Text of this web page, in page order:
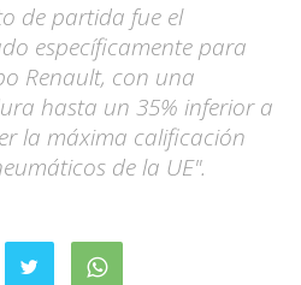
de partida fue el
específicamente para
Renault, con una
hasta un 35% inferior a
la máxima calificación
de la UE".